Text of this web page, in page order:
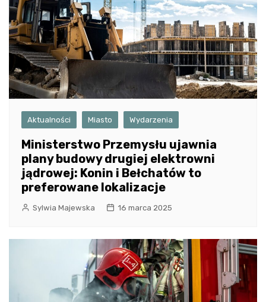
Aktualności Miasto Wydarzenia
Ministerstwo Przemysłu ujawnia
plany budowy drugiej elektrowni
jądrowej: Konin i Bełchatów to
preferowane lokalizacje
Sylwia Majewska 16 marca 2025